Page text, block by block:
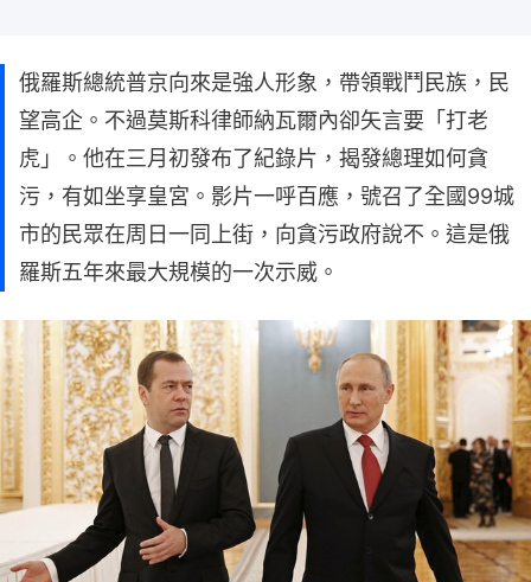
俄羅斯總統普京向來是強人形象，帶領戰鬥民族，民
望高企。不過莫斯科律師納瓦爾內卻矢言要「打老
虎」。他在三月初發布了紀錄片，揭發總理如何貪
污，有如坐享皇宮。影片一呼百應，號召了全國99城
市的民眾在周日一同上街，向貪污政府說不。這是俄
羅斯五年來最大規模的一次示威。